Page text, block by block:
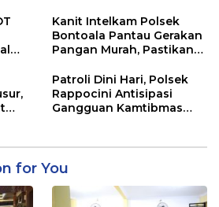
Kanit Intelkam Polsek
Bontoala Pantau Gerakan
Pangan Murah, Pastikan
dan Tertib
Patroli Dini Hari, Polsek
Rappocini Antisipasi
Gangguan Kamtibmas
for You